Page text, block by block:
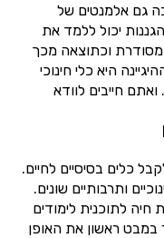
גם אלמנטים של
יכול ללמד את
וכתוצאה מכך
היא כלי חינוכי
חייבים לוודא
כלים בסיסיים לחיים.
ותרבותיים שונים.
חיה לתוכנית לימודים
במבט ראשון את האופן